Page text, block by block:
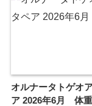
オルナータトゲオ
ア 2026年6月 体